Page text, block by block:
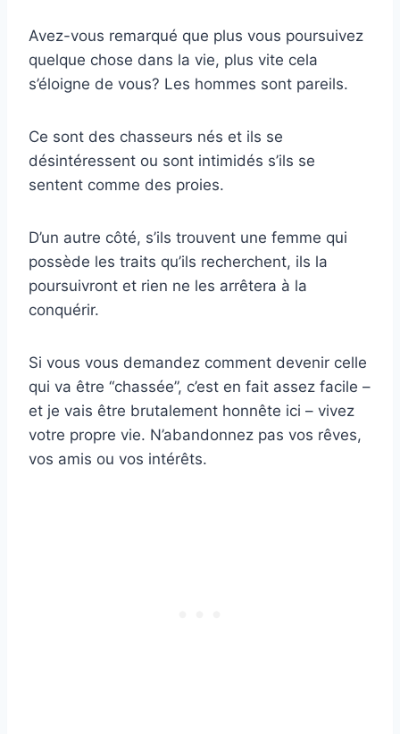
Avez-vous remarqué que plus vous poursuivez
quelque chose dans la vie, plus vite cela
s’éloigne de vous? Les hommes sont pareils.
Ce sont des chasseurs nés et ils se
désintéressent ou sont intimidés s’ils se
sentent comme des proies.
D’un autre côté, s’ils trouvent une femme qui
possède les traits qu’ils recherchent, ils la
poursuivront et rien ne les arrêtera à la
conquérir.
Si vous vous demandez comment devenir celle
qui va être “chassée”, c’est en fait assez facile –
et je vais être brutalement honnête ici – vivez
votre propre vie. N’abandonnez pas vos rêves,
vos amis ou vos intérêts.